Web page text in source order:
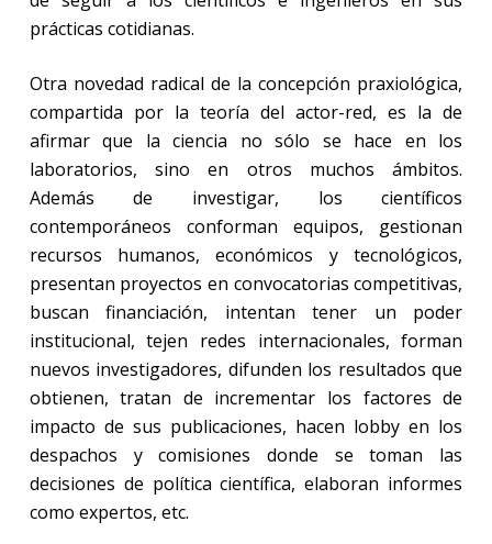
prácticas cotidianas.
Otra novedad radical de la concepción praxiológica,
compartida por la teoría del actor-red, es la de
afirmar que la ciencia no sólo se hace en los
laboratorios, sino en otros muchos ámbitos.
Además de investigar, los científicos
contemporáneos conforman equipos, gestionan
recursos humanos, económicos y tecnológicos,
presentan proyectos en convocatorias competitivas,
buscan financiación, intentan tener un poder
institucional, tejen redes internacionales, forman
nuevos investigadores, difunden los resultados que
obtienen, tratan de incrementar los factores de
impacto de sus publicaciones, hacen lobby en los
despachos y comisiones donde se toman las
decisiones de política científica, elaboran informes
como expertos, etc.